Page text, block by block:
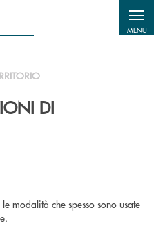
MENU
DI
modalità che spesso sono usate